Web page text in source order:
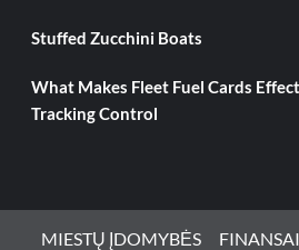
Stuffed Zucchini Boats
What Makes Fleet Fuel Cards
Tracking Control
MIESTŲ ĮDOMYBĖS FINANSAI